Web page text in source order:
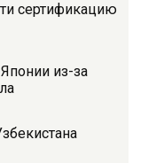
сертификацию
из-за